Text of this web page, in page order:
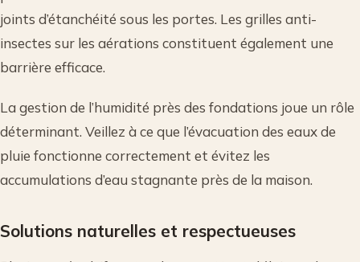
joints d’étanchéité sous les portes. Les grilles anti-
insectes sur les aérations constituent également une
barrière efficace.
La gestion de l’humidité près des fondations joue un rôle
déterminant. Veillez à ce que l’évacuation des eaux de
pluie fonctionne correctement et évitez les
accumulations d’eau stagnante près de la maison.
Solutions naturelles et respectueuses